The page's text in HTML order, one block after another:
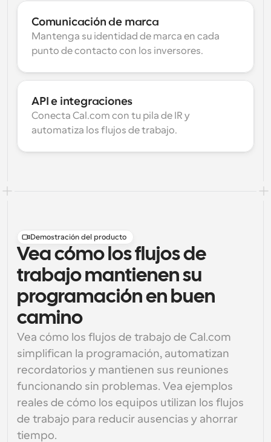
Comunicación de marca
Mantenga su identidad de marca en cada
punto de contacto con los inversores.
API e integraciones
Conecta Cal.com con tu pila de IR y
automatiza los flujos de trabajo.
Demostración del producto
Vea cómo los flujos de
trabajo mantienen su
programación en buen
camino
Vea cómo los flujos de trabajo de Cal.com
simplifican la programación, automatizan
recordatorios y mantienen sus reuniones
funcionando sin problemas. Vea ejemplos
reales de cómo los equipos utilizan los flujos
de trabajo para reducir ausencias y ahorrar
tiempo.